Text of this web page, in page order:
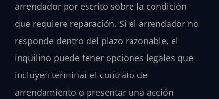
arrendador por escrito sobre la condición
que requiere reparación. Si el arrendador no
responde dentro del plazo razonable, el
inquilino puede tener opciones legales que
incluyen terminar el contrato de
arrendamiento o presentar una acción